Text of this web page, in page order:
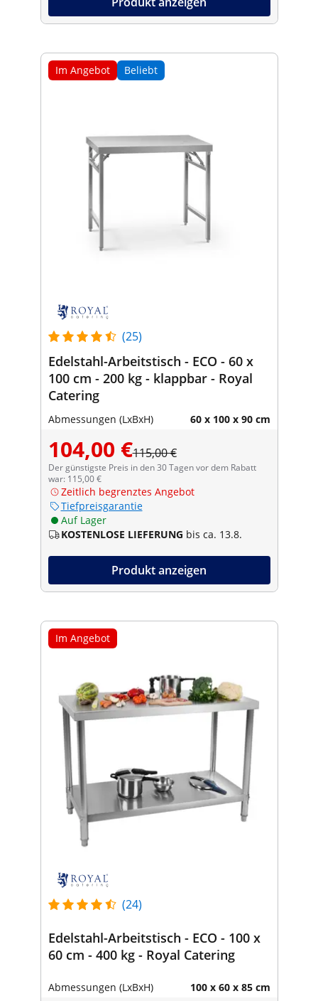
Im Angebot Beliebt
(25)
Edelstahl-Arbeitstisch - ECO - 60 x
100 cm - 200 kg - klappbar - Royal
Catering
Abmessungen (LxBxH) 60 x 100 x 90 cm
104,00 €115,00 €
Der günstigste Preis in den 30 Tagen vor dem Rabatt
war: 115,00 €
Zeitlich begrenztes Angebot
Tiefpreisgarantie
Auf Lager
KOSTENLOSE LIEFERUNG bis ca. 13.8.
Produkt anzeigen
Im Angebot
(24)
Edelstahl-Arbeitstisch - ECO - 100 x
60 cm - 400 kg - Royal Catering
Abmessungen (LxBxH) 100 x 60 x 85 cm